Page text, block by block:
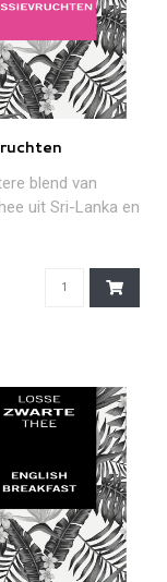
blend van
uit Sri-Lanka en
van